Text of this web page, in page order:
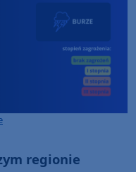
regionie